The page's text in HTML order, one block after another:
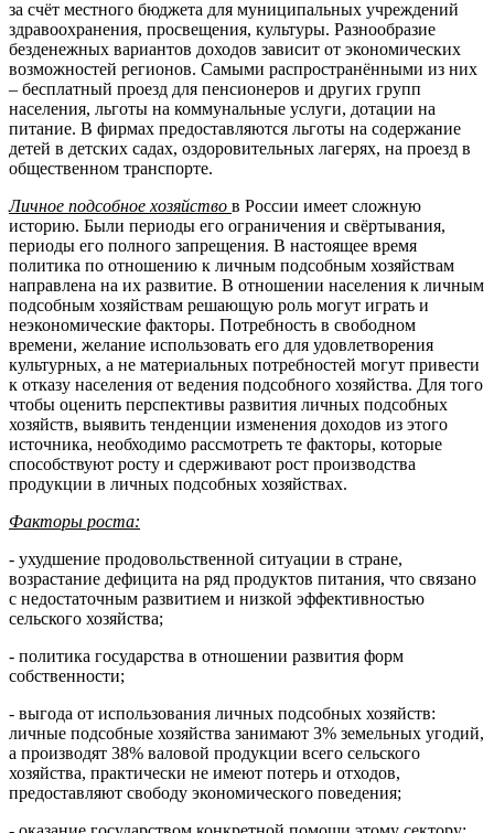
за счёт местного бюджета для муниципальных учреждений
здравоохранения, просвещения, культуры. Разнообразие
безденежных вариантов доходов зависит от экономических
возможностей регионов. Самыми распространёнными из них
– бесплатный проезд для пенсионеров и других групп
населения, льготы на коммунальные услуги, дотации на
питание. В фирмах предоставляются льготы на содержание
детей в детских садах, оздоровительных лагерях, на проезд в
общественном транспорте.
Личное подсобное хозяйство в России имеет сложную
историю. Были периоды его ограничения и свёртывания,
периоды его полного запрещения. В настоящее время
политика по отношению к личным подсобным хозяйствам
направлена на их развитие. В отношении населения к личным
подсобным хозяйствам решающую роль могут играть и
неэкономические факторы. Потребность в свободном
времени, желание использовать его для удовлетворения
культурных, а не материальных потребностей могут привести
к отказу населения от ведения подсобного хозяйства. Для того
чтобы оценить перспективы развития личных подсобных
хозяйств, выявить тенденции изменения доходов из этого
источника, необходимо рассмотреть те факторы, которые
способствуют росту и сдерживают рост производства
продукции в личных подсобных хозяйствах.
Факторы роста:
- ухудшение продовольственной ситуации в стране,
возрастание дефицита на ряд продуктов питания, что связано
с недостаточным развитием и низкой эффективностью
сельского хозяйства;
- политика государства в отношении развития форм
собственности;
- выгода от использования личных подсобных хозяйств:
личные подсобные хозяйства занимают 3% земельных угодий,
а производят 38% валовой продукции всего сельского
хозяйства, практически не имеют потерь и отходов,
предоставляют свободу экономического поведения;